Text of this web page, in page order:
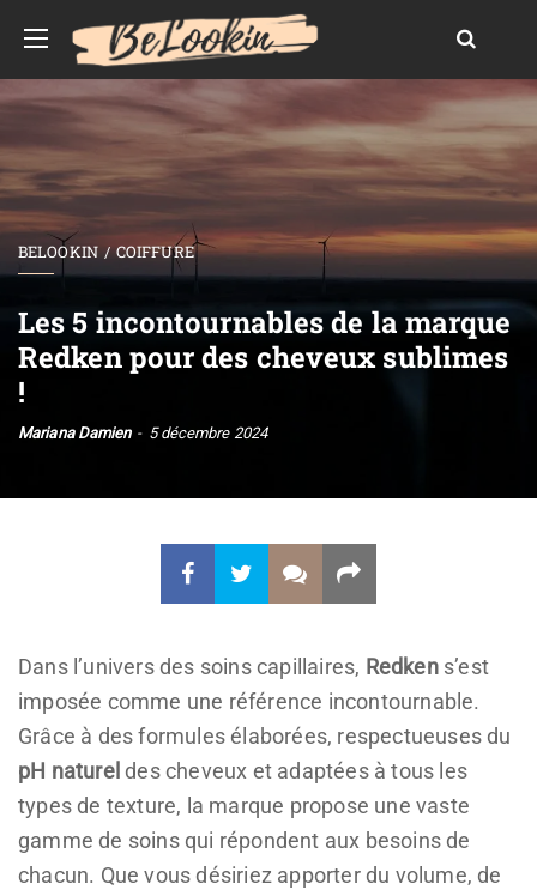
BELOOKIN COIFFURE
Les 5 incontournables de la marque
Redken pour des cheveux sublimes
!
Mariana Damien 5 décembre 2024
Dans l’univers des soins capillaires, Redkens’est
imposée comme une référence incontournable.
Grâce à des formules élaborées, respectueuses du
pH naturel des cheveux et adaptées à tous les
types de texture, la marque propose une vaste
gamme de soins qui répondent aux besoins de
chacun. Que vous désiriez apporter du volume, de